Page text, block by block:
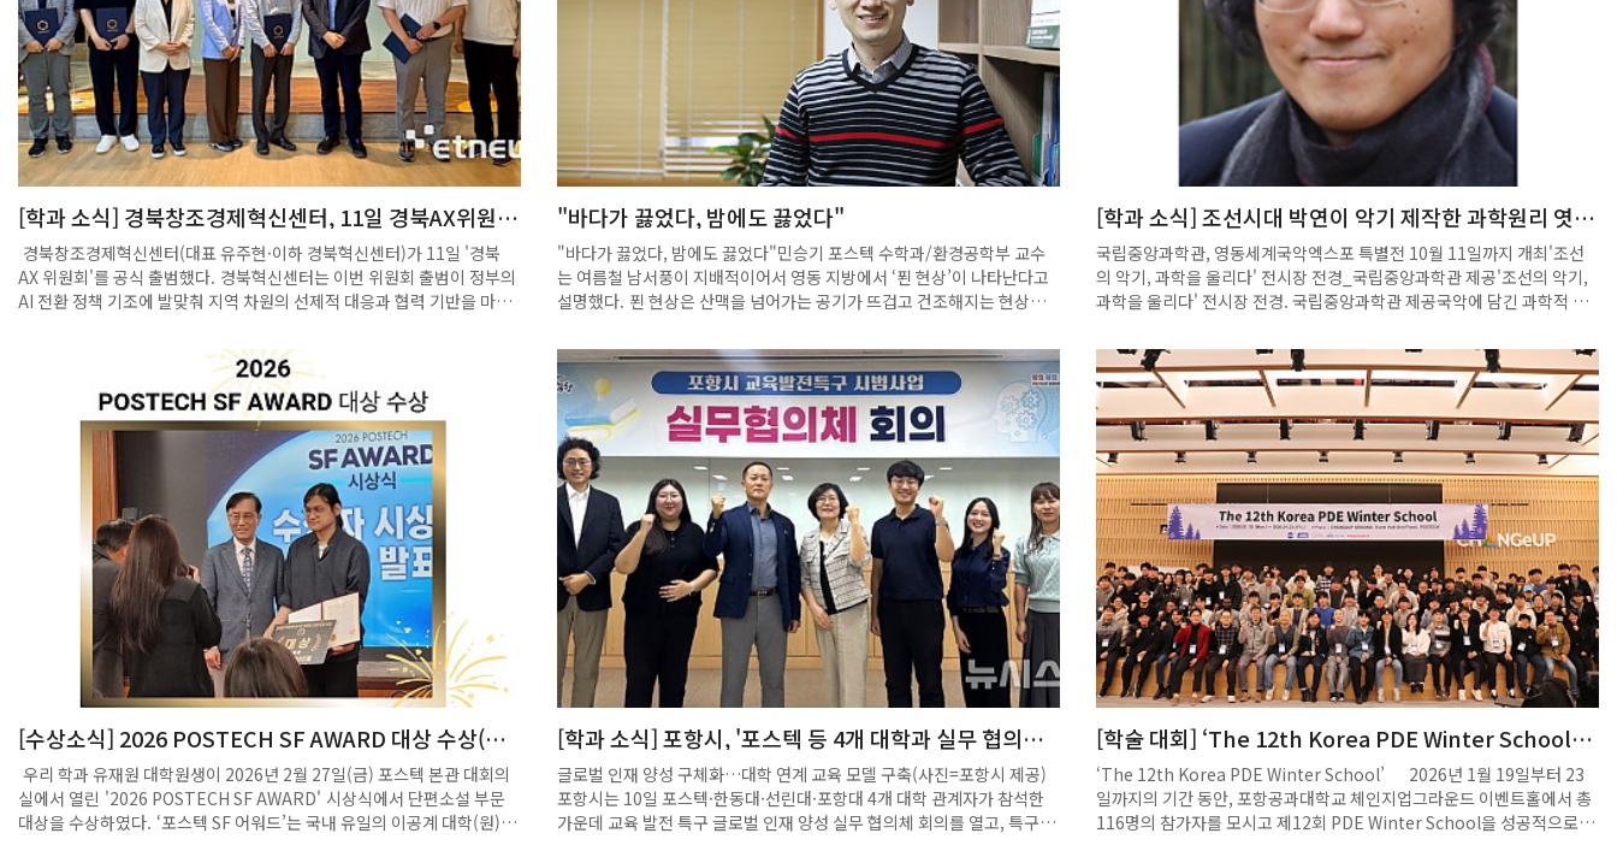
[학과 소식] 경북창조경제혁신센터, 11일 경북AX위원회
공식 출범
경북창조경제혁신센터(대표 유주현·이하 경북혁신센터)가 11일 '경북
AX 위원회'를 공식 출범했다. 경북혁신센터는 이번 위원회 출범이 정부의
AI 전환 정책 기조에 발맞춰 지역 차원의 선제적 대응과 협력 기반을 마련
서 역할을 강화하기 위한 본격적인 행보다라고 밝혔다. 출범식에는 학계,
연구기관, 기업, 스타트업 관계자 등 10여 명이 참석해 AI·AX가 국가경쟁
력과 지역산업 발전의 핵심과제라는 점에 깊이 공감했다. 경북 AX 위원회
는 앞으로 지역 내 인공지능 전환(AX) 확산 전략 수립, AX 분야 스타트업
발굴·육성, 정책제안 및 제도 개선 등을 추진할 계획이다. 현장 의견을 제
도와 정책에 반영하고, 지역 창업·혁신 주체들을 연결하는 허브 기능을 수
행할 예정이다. AX 위원으로는 황형주 포스텍 교수, 김성영 금오공과대학
교 교수, 조용준 농업로봇자동화연구센터 센터장, 박수영 경북디지털혁신
본부 본부장, 오택수 한국로봇산업진흥원 센터장, 한병용 포스코 리더, 곽
인범 폴라리스쓰리디 대표, 박태윤 피칸소프트 대표, 배상윤 리소리우스
대표, 김삼정 아이디어스투실리콘 대표 등 학계·연구기관·산업계 인사가
포함됐다.유주현 경북창조경제혁신센터 대표는 “경북 AX 위원회는 지역
인공지능 전환을 위한 실질적 전문가 협의체”라며, “스타트업과 지역기업
이 함께 성장할 수 있도록 지원하는 한편, 현장의 목소리를 바탕으로 정책
을 제안하고 혁신 창업생태계를 조성하는 역할을 충실히 해 나가겠다”고
"바다가 끓었다, 밤에도 끓었다"
"바다가 끓었다, 밤에도 끓었다"민승기 포스텍 수학과/환경공학부 교수
는 여름철 남서풍이 지배적이어서 영동 지방에서 ‘푄 현상’이 나타난다고
설명했다. 푄 현상은 산맥을 넘어가는 공기가 뜨겁고 건조해지는 현상으
올해 강릉 기온이 크게 상승한 이유로는 가뭄이 지목된다. 10일까지 강릉
의 누적 강수량은 394.1㎜로, 평년 같은 기간 강수량(766.6㎜)의 절반 수
준에 불과했다. 민 교수는 “가뭄은 폭염과 직결된다”며 “비가 적으면 구름
이 줄어 햇빛이 더 많이 들어올 수밖에 없다”고 설명했다. 이는 본래 더운
지역이 기후위기에서 더욱 취약해질 수 있음을 보여주는 사례라고 덧붙였
다. 연도별 기온 추세를 보면, 1994년과 2018년 폭염 때는 대구가 전국
평균기온 1위와 4위를 기록했으나 강릉은 20위권 밖이었다. 그러나 2024
년 강릉은 27.3도로 1위를 기록하며 대구(27.2도)를 앞섰고, 올해는 강릉
이 2위, 대구는 26.6도로 6위를 기록했다. 최근 최저기온 상승도 두드러진
다. 지난해 전국 74곳 관측소 중 72곳에서 최소 하루 이상 일일 최저기온
이 최고치를 경신한 반면, 최고기온 최고치는 17곳에 불과했다. 올해는 최
저기온 최고치가 39곳, 최고기온 최고치는 35곳에서 경신됐다. 민 교수는
“밤에는 지면이 차가워 난류가 발생하기 어렵고, 공기가 위아래로 잘 섞이
지 못하면서 온실가스의 영향을 그대로 받는다”며, 최저기온 상승은 전 지
구적인 현상이라고 설명했다. 또한 민 교수는 ‘성층화’ 현상에도 주목했
다. 성층화는 바닷물이 위아래로 섞이지 않고 안정화되는 현상으로, 같은
에너지가 들어와도 해수 표면이 더 빨리 뜨거워진다고 말했다.
[학과 소식] 조선시대 박연이 악기 제작한 과학원리 엿본
다
국립중앙과학관, 영동세계국악엑스포 특별전 10월 11일까지 개최'조선
의 악기, 과학을 울리다' 전시장 전경_국립중앙과학관 제공'조선의 악기,
과학을 울리다' 전시장 전경. 국립중앙과학관 제공국악에 담긴 과학적 원
월 11일까지 충북 영동군에서 열리는 '영동세계국악엑스포'에서 '조선의
악기, 과학을 울리다' 특별전을 개최한다고 12일 밝혔다. 영동세계국악엑
스포는 우리 국악을 세계에 선보이는 행사로 세계 30개국 공연단과 국내
외 관람객들이 참여하는 행사다. 엑스포 내 미래국악관에 마련되는 이번
전시는 올해 4월 영국 런던에서 개최된 개관 80주년 해외특별전을 국내에
처음 선보이는 자리다. 국악을 과학기술적 관점에서 재해석해 영국 BBC
라디오 등 현지 언론과 영국 관객에게 호평을 받았다.이번 특별전은 총 3
가지 주제로 꾸려졌다. 첫 코너인 '조선시대 음악에 깃든 과학적 지혜'에서
는 세종대왕과 박연이 정확한 음을 내는 악기를 제작하는 과정에서 활용된
수학 규칙과 과학 원리를 통해 조선 초기 음악에 숨은 과학을 엿본다. 난계
박연은 엑스포 개최지인 충북 영동이 고향인 문신으로 정간보 제작 등 조
선 궁중음악을 정비했다. 고구려의 왕산악, 신라의 우륵과 더불어 3대 악
성으로 불린다. 국악기의 독창적인 소리를 물리적으로 탐구하는 두 번째
코너에서는 관악기, 현악기, 타악기의 물리적 원리와 오동나무, 갈대, 명주
실 등 우리 국악기에 사용되는 소재의 특성을 통해 아름다운 소리의 원리
를 소개한다. 국악기의 독창적인 소리를 물리적으로 탐구하는 전시 코너_
국립중앙과학관 제공마지막 '인공지능(AI)과 만나 확장되는 국악' 코너에
해 국악을 분석하고, 새롭게 창조한 작품이 전시된다. 관람객들은 전통예
술과 첨단기술이 만나는 새로운 국악을 만끽할 수 있다. 국악 음계 중 기준
이 되는 '황종'음을 불어서 낼 수 있는 관인 황종율관 만들기 체험 등 다양
[수상소식] 2026 POSTECH SF AWARD 대상 수상(유
재원 대학원생)
우리 학과 유재원 대학원생이 2026년 2월 27일(금) 포스텍 본관 대회의
실에서 열린 '2026 POSTECH SF AWARD' 시상식에서 단편소설 부문
대상을 수상하였다. ‘포스텍 SF 어워드’는 국내 유일의 이공계 대학(원)생
[학과 소식] 포항시, '포스텍 등 4개 대학과 실무 협의체
회의'
글로벌 인재 양성 구체화…대학 연계 교육 모델 구축(사진=포항시 제공)
포항시는 10일 포스텍·한동대·선린대·포항대 4개 대학 관계자가 참석한
가운데 교육 발전 특구 글로벌 인재 양성 실무 협의체 회의를 열고, 특구 사
[학술 대회] ‘The 12th Korea PDE Winter School’
학회 개최
‘The 12th Korea PDE Winter School’ 2026년 1월 19일부터 23
일까지의 기간 동안, 포항공과대학교 체인지업그라운드 이벤트홀에서 총
116명의 참가자를 모시고 제12회 PDE Winter School을 성공적으로 개